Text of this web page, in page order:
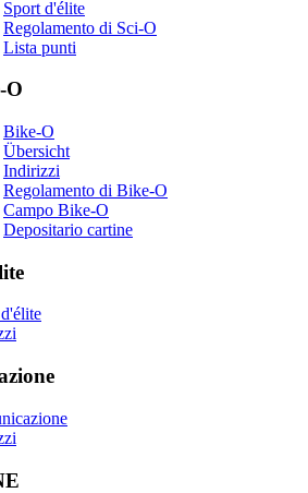
Sport d'élite
Regolamento di Sci-O
Lista punti
O
Bike-O
Übersicht
Indirizzi
Regolamento di Bike-O
Campo Bike-O
Depositario cartine